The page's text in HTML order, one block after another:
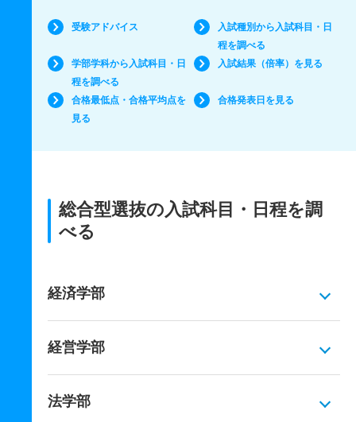
受験アドバイス
入試種別から入試科目・日
程を調べる
学部学科から入試科目・日
程を調べる
入試結果（倍率）を見る
合格最低点・合格平均点を
見る
合格発表日を見る
総合型選抜の入試科目・日程を調
べる
経済学部
経営学部
法学部